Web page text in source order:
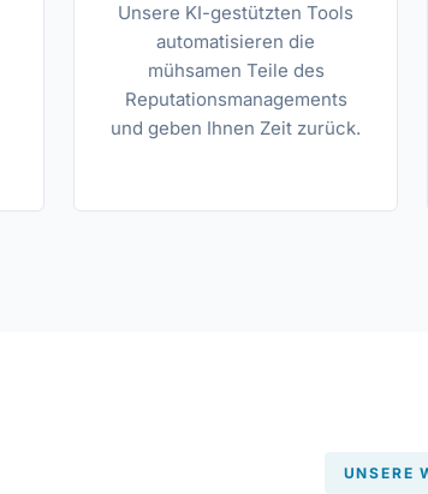
Unsere KI-gestützten Tools
automatisieren die
mühsamen Teile des
Reputationsmanagements
und geben Ihnen Zeit zurück.
UNSERE